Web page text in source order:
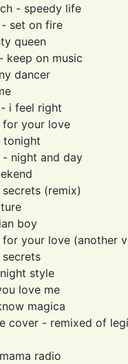
- speedy life
set on fire
queen
keep on music
dancer
i feel right
your love
tonight
- night and day
(remix)
boy
your love (another
style
love me
magica
cover - remixed of
radio